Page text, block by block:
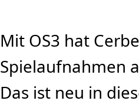
Mit OS3 hat
Spielaufnahmen
Das ist neu in